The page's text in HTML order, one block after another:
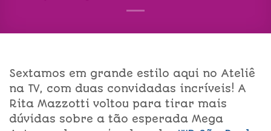
Sextamos em grande estilo aqui no Ateliê
na TV, com duas convidadas incríveis! A
Rita Mazzotti voltou para tirar mais
dúvidas sobre a tão esperada Mega